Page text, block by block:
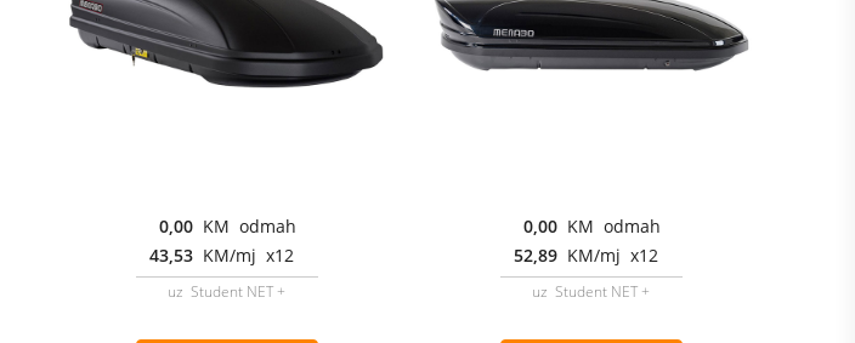
0,00 KM odmah
43,53 KM/mj x12
uz Student NET +
0,00 KM odmah
52,89 KM/mj x12
uz Student NET +